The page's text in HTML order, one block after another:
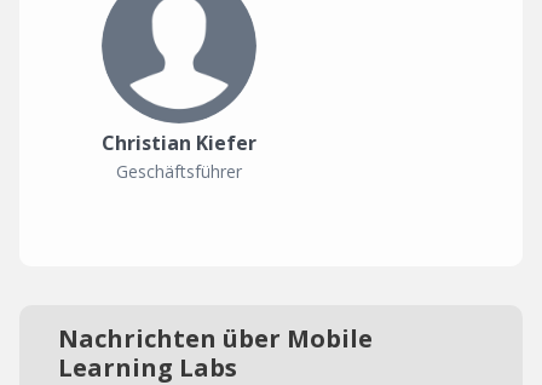
Christian Kiefer
Geschäftsführer
Nachrichten über Mobile
Learning Labs